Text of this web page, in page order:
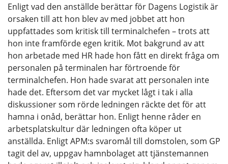
Enligt vad den anställde berättar för Dagens Logistik är
orsaken till att hon blev av med jobbet att hon
uppfattades som kritisk till terminalchefen – trots att
hon inte framförde egen kritik. Mot bakgrund av att
hon arbetade med HR hade hon fått en direkt fråga om
personalen på terminalen har förtroende för
terminalchefen. Hon hade svarat att personalen inte
hade det. Eftersom det var mycket lågt i tak i alla
diskussioner som rörde ledningen räckte det för att
hamna i onåd, berättar hon. Enligt henne råder en
arbetsplatskultur där ledningen ofta köper ut
anställda. Enligt APM:s svaromål till domstolen, som GP
tagit del av, uppgav hamnbolaget att tjänstemannen